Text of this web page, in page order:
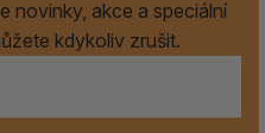
novinky, akce a speciální
kdykoliv zrušit.